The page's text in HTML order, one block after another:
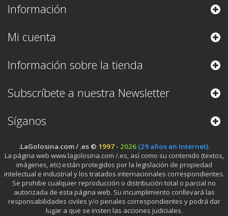
Información
Mi cuenta
Información sobre la tienda
Subscríbete a nuestra Newsletter
Síganos
.LaGolosina.com / .es © 1997- 2026 (29 años en Internet).
La página web www.lagolosina.com /.es, así como su contenido (textos,
imágenes, etc) están protegidos por la legislación de propiedad
intelectual e industrial y los tratados internacionales correspondientes.
Se prohibe cualquier reproducción o distribución total o parcial no
autorizada de esta página web. Su incumplimiento conllevará las
responsabilidades civiles y/o penales correspondientes y podrá dar
lugar a que se insten las acciones judiciales.